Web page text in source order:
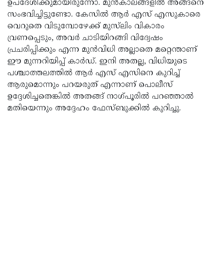
ഉപദേശിക്കുമായിരുന്നോ. മുൻകാലങ്ങളിൽ അങ്ങനെ
സംഭവിച്ചിട്ടുണ്ടോ. കേസിൽ ആർ എസ് എസുകാരെ
വെറുതെ വിടുമ്പോഴേക്ക് മുസ്‌ലിം വികാരം
വ്രണപ്പെടും, അവർ ചാടിയിറങ്ങി വിദ്വേഷം
പ്രചരിപ്പിക്കും എന്ന മുൻവിധി അല്ലാതെ മറ്റെന്താണ്
ഈ മുന്നറിയിപ്പ് കാർഡ്. ഇനി അതല്ല, വിധിയുടെ
പശ്ചാത്തലത്തിൽ ആർ എസ് എസിനെ കുറിച്ച്
ആരുമൊന്നും പറയരുത് എന്നാണ് പൊലീസ്
ഉദ്ദേശിച്ചതെങ്കിൽ അതങ്ങ് നാഗ്പൂരിൽ പറഞ്ഞാൽ
മതിയെന്നും അദ്ദേഹം ഫേസ്‌ബുക്കിൽ കുറിച്ചു.